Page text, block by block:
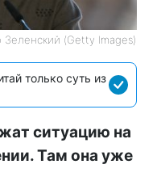
(Getty Images)
только суть из
ситуацию на
Там она уже